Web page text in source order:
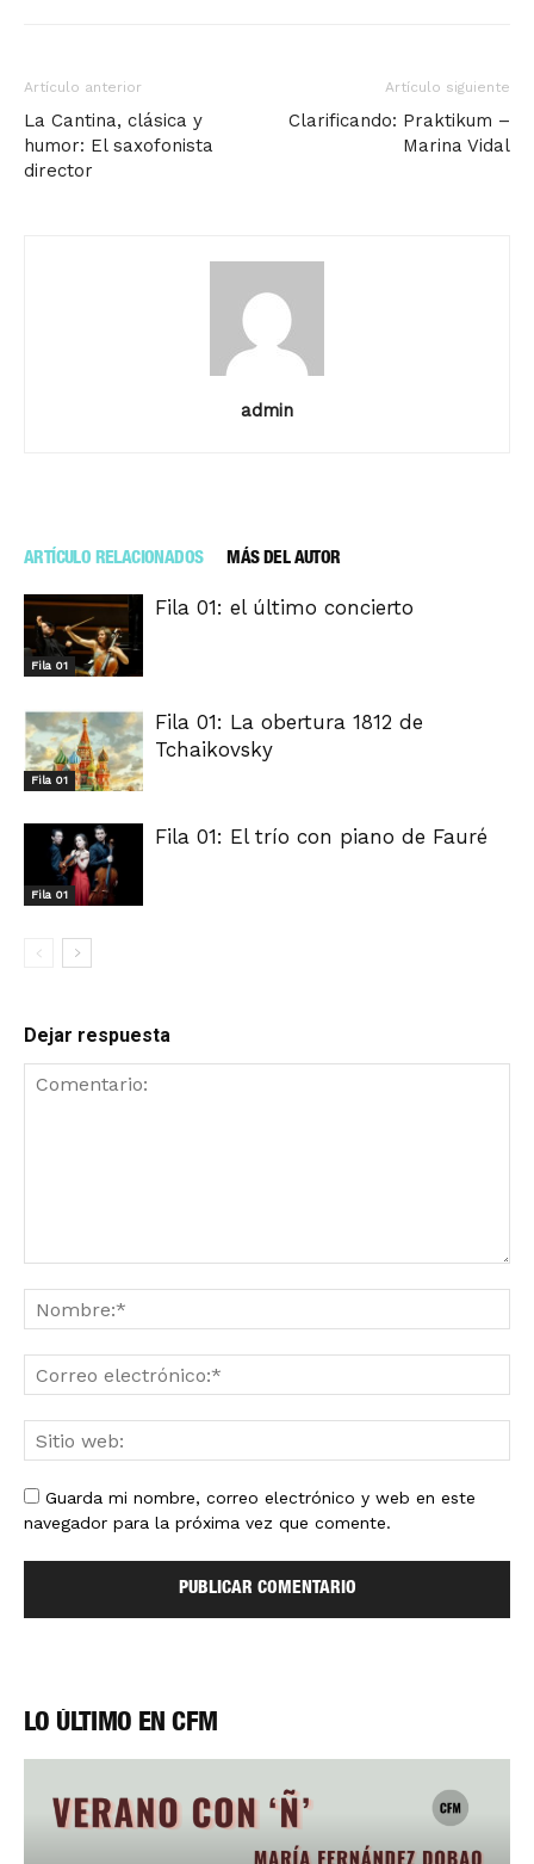
Artículo anterior
La Cantina, clásica y
humor: El saxofonista
director
Artículo siguiente
Clarificando: Praktikum –
Marina Vidal
admin
ARTÍCULO RELACIONADOS MÁS DEL AUTOR
Fila 01
Fila 01: el último concierto
Fila 01
Fila 01: La obertura 1812 de
Tchaikovsky
Fila 01
Fila 01: El trío con piano de Fauré
Dejar respuesta
Guarda mi nombre, correo electrónico y web en este
navegador para la próxima vez que comente.
LO ÚLTIMO EN CFM